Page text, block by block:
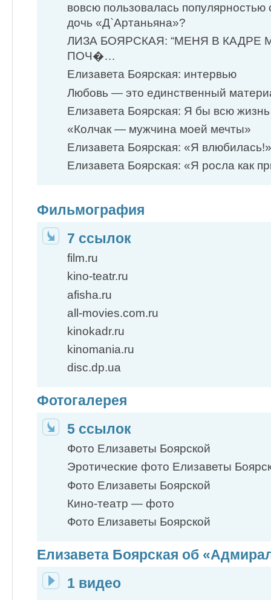
вовсю пользовалась популярностью
дочь «Д`Артаньяна»?
ЛИЗА БОЯРСКАЯ: “МЕНЯ В КАДРЕ
ПОЧ�…
Елизавета Боярская: интервью
Любовь — это единственный
Елизавета Боярская: Я бы всю
«Колчак — мужчина моей мечты»
Елизавета Боярская: «Я влюбилась!»
Елизавета Боярская: «Я росла как
Фильмография
7 ссылок
film.ru
kino-teatr.ru
afisha.ru
all-movies.com.ru
kinokadr.ru
kinomania.ru
disc.dp.ua
Фотогалерея
5 ссылок
Фото Елизаветы Боярской
Эротические фото Елизаветы
Фото Елизаветы Боярской
Кино-театр — фото
Фото Елизаветы Боярской
Елизавета Боярская об
1 видео